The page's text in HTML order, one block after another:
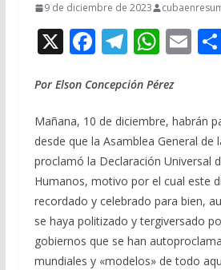
9 de diciembre de 2023
X F
e
b
o
o
k
T
e
gr
a
m
W
at
s
A
p
p
E
l
Por Elson Concepción Pérez
Mañana, 10 de diciembre, habrán
desde que la Asamblea General de
proclamó la Declaración Universal
Humanos, motivo por el cual este
recordado y celebrado para bien,
se haya politizado y tergiversado
gobiernos que se han
mundiales y «modelos» de todo